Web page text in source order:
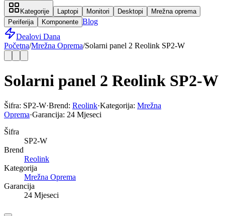
Kategorije Laptopi Monitori Desktopi
Mrežna oprema
Periferija
Komponente Blog
Dealovi Dana
Početna/Mrežna Oprema/Solarni panel 2 Reolink SP2-W
Solarni panel 2 Reolink SP2-W
Šifra: SP2-W·Brend: Reolink·Kategorija: Mrežna
Oprema·Garancija: 24 Mjeseci
Šifra
SP2-W
Brend
Reolink
Kategorija
Mrežna Oprema
Garancija
24 Mjeseci